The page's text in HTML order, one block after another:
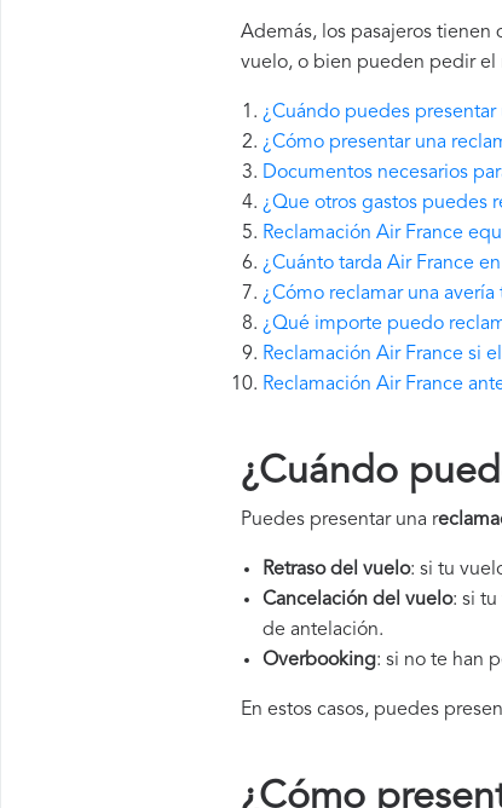
Además, los pasajeros
vuelo, o bien pueden pedir el
¿Cuándo puedes
¿Cómo presentar una
Documentos necesarios
¿Que otros gastos puedes
Reclamación Air France
¿Cuánto tarda Air France
¿Cómo reclamar una
¿Qué importe puedo
Reclamación Air France si
Reclamación Air France
¿Cuándo
Puedes presentar una r
Retraso del vuelo: si tu
Cancelación del vuelo: si tu
de antelación.
Overbooking: si no te han
En estos casos, puedes
¿Cómo